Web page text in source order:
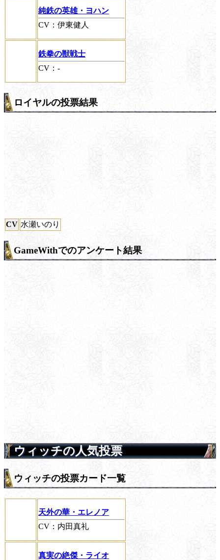
純鉄の英雄・ヨハン
CV：伊東健人
鉄拳の獣戦士
CV：-
ロイヤルの投票結果
CV 水瀬いのり
GameWithでのアンケート結果
ウィッチの人気投票
ウィッチの投票カード一覧
天外の華・エレノア
CV：内田真礼
真実の絶傑・ライオ